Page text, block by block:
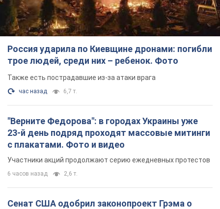
Россия ударила по Киевщине дронами: погибли
трое людей, среди них – ребенок. Фото
Также есть пострадавшие из-за атаки врага
час назад 6,7 т.
"Верните Федорова": в городах Украины уже
23-й день подряд проходят массовые митинги
с плакатами. Фото и видео
Участники акций продолжают серию ежедневных протестов
6 часов назад 2,6 т.
Сенат США одобрил законопроект Грэма о